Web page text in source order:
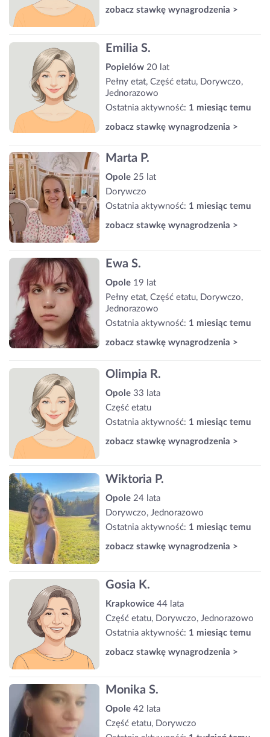
zobacz stawkę wynagrodzenia >
Emilia S.
Popielów 20 lat
Pełny etat, Część etatu, Dorywczo,
Jednorazowo
Ostatnia aktywność: 1 miesiąc temu
zobacz stawkę wynagrodzenia >
Marta P.
Opole 25 lat
Dorywczo
Ostatnia aktywność: 1 miesiąc temu
zobacz stawkę wynagrodzenia >
Ewa S.
Opole 19 lat
Pełny etat, Część etatu, Dorywczo,
Jednorazowo
Ostatnia aktywność: 1 miesiąc temu
zobacz stawkę wynagrodzenia >
Olimpia R.
Opole 33 lata
Część etatu
Ostatnia aktywność: 1 miesiąc temu
zobacz stawkę wynagrodzenia >
Wiktoria P.
Opole 24 lata
Dorywczo, Jednorazowo
Ostatnia aktywność: 1 miesiąc temu
zobacz stawkę wynagrodzenia >
Gosia K.
Krapkowice 44 lata
Część etatu, Dorywczo, Jednorazowo
Ostatnia aktywność: 1 miesiąc temu
zobacz stawkę wynagrodzenia >
Monika S.
Opole 42 lata
Część etatu, Dorywczo